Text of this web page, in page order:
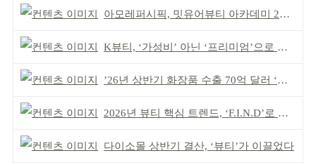
아모레퍼시픽, 밋유어뷰티 아카데미 2기 발대식
K뷰티, ‘가성비’ 아닌 ‘프리미엄’으로 승부걸어야
’26년 상반기 화장품 수출 70억 달러 ‘역대 최고’
2026년 뷰티 핵심 트렌드, ‘F.I.N.D’로 읽는다
다이소몰 상반기 결산, ‘뷰티’가 이끌었다